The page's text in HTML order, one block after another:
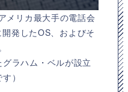
メリカ最大手の電話会
発したOS、およびそ
グラハム・ベルが設立
）